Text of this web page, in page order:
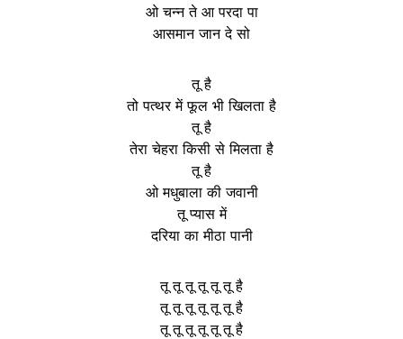
ओ चन्न ते आ परदा पा
आसमान जान दे सो
तू है
तो पत्थर में फूल भी खिलता है
तू है
तेरा चेहरा किसी से मिलता है
तू है
ओ मधुबाला की जवानी
तू प्यास में
दरिया का मीठा पानी
तू तू तू तू तू तू है
तू तू तू तू तू तू है
तू तू तू तू तू तू है